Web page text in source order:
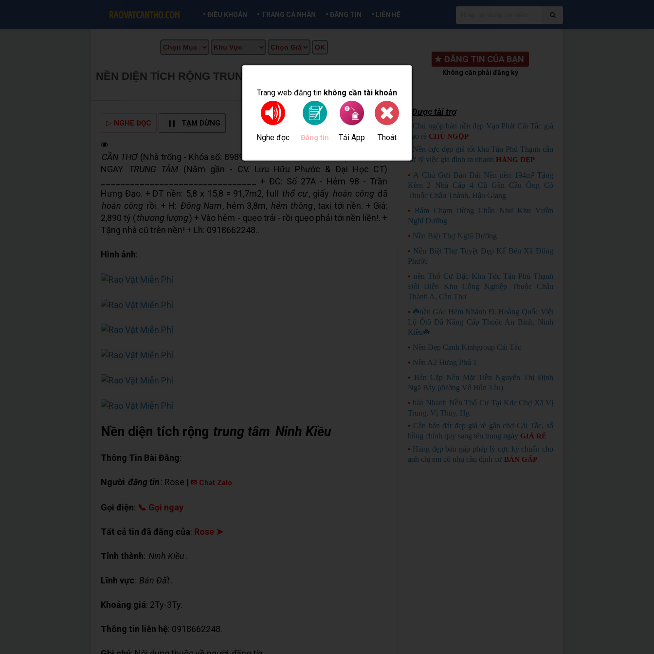
Trang web đăng tin không cần tài khoản
Nghe đọc Đăng tin Tải App Thoát
• ĐIỀU KHOẢN • TRANG CÁ NHÂN • ĐĂNG TIN • LIÊN HỆ
NỀN DIỆN TÍCH RỘNG TRUNG TÂM NINH KIỀU
▷ NGHE ĐỌC TẠM DỪNG
CẦN THƠ(Nhà trống - Khóa số: 8989) $$$ NỀN
NGAY
TRUNG TÂM (Nằm gần - CV. Lưu Hữu Phước & Đại Học CT)
________________________________ + ĐC: Số 27A - Hẻm 98 - Trần
Hưng Đạo. + DT nền: 5,8 x 15,8 = 91,7m2, full
thổ cư, giấy hoàn công đã
hoàn công rồi. + H: Đông Nam, hẻm 3,8m, hẻm thông, taxi tới nền. + Giá:
2,890 tỷ (thương lượng) + Vào hẻm - quẹo trái - rồi quẹo phải tới nền liền!. +
Tặng nhà cũ trên nền! + Lh: 0918662248..
Hình ảnh:
Nền diện tích rộng trung tâm Ninh Kiều
Thông Tin Bài Đăng:
Người đăng tin: Rose | ✉ Chat Zalo
Gọi điện: 📞 Gọi ngay
Tất cả tin đã đăng của: Rose ➤
Tỉnh thành: Ninh Kiều.
Lĩnh vực: Bán Đất.
Khoảng giá: 2Ty-3Ty.
Thông tin liên hệ: 0918662248.
★ ĐĂNG TIN CỦA BẠN
Không cần phải đăng ký
Được tài trợ
Chủ ngộp bán nền đẹp Vạn Phát Cái Tắc giá
bao rẻ CHỦ NGỘP
Nền cực đẹp giá tốt khu Tân Phú Thạnh cần
xử lý việc gia đình ra nhanh HÀNG ĐẸP
• A Chủ Gửi Bán Đất Nền nền 194m² Tặng
Kèm 2 Nhà Cấp 4 Cũ Gần Cầu Ông Cò
Thuộc Châu Thành, Hậu Giang
• Bám Chạm Dừng Chân Như Khu Vườn
Nghĩ Dưỡng
• Nền Biệt Thự Nghĩ Dưỡng
• Nền Biệt Thự Tuyệt Đẹp Kế Bên Xã Đông
Phước
• nền Thổ Cư Đặc Khu Tđc Tân Phú Thạnh
Đối Diện Khu Công Nghiệp Thuộc Châu
Thành A, Cần Thơ
• ☘️nền Góc Hẻm Nhánh Đ. Hoàng Quốc Việt
Lộ Ôtô Đã Nâng Cấp Thuộc An Bình, Ninh
Kiều☘️
• Nền Đẹp Cạnh Kinhgroup Cái Tắc
• Nền A2 Hưng Phú 1
• Bán Cặp Nền Mặt Tiền Nguyễn Thị Định
Ngã Bảy (đường Vô Bún Tàu)
• bán Nhanh Nền Thổ Cư Tại Kdc Chợ Xã Vị
Trung, Vị Thủy, Hg
• Cần bán đất đẹp giá rẻ gần chợ Cái Tắc, sổ
hồng chính quy sang tên trong ngày GIÁ RẺ
• Hàng đẹp bán gấp pháp lý cực kỳ chuẩn cho
anh chị em có nhu cầu định cư BÁN GẤP